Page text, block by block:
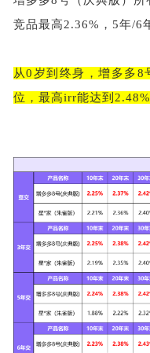
竞品最高2.36%，5年/6
从0岁到终身，增多多8
位，最高irr能达到